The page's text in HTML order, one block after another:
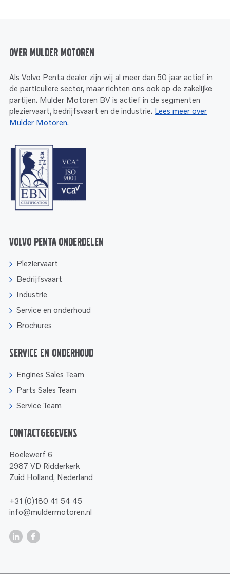
Over Mulder Motoren
Als Volvo Penta dealer zijn wij al meer dan 50 jaar actief in
de particuliere sector, maar richten ons ook op de zakelijke
partijen. Mulder Motoren BV is actief in de segmenten
pleziervaart, bedrijfsvaart en de industrie. Lees meer over
Mulder Motoren.
Volvo Penta onderdelen
Pleziervaart
Bedrijfsvaart
Industrie
Service en onderhoud
Brochures
Service en onderhoud
Engines Sales Team
Parts Sales Team
Service Team
Contactgegevens
Boelewerf 6
2987 VD Ridderkerk
Zuid Holland, Nederland
+31 (0)180 41 54 45
info@muldermotoren.nl